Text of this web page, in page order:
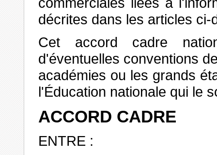
décrites dans les articles ci-
Cet accord cadre
d'éventuelles conventions
académies ou les grands
l'Éducation nationale qui le
ACCORD CADRE
ENTRE :